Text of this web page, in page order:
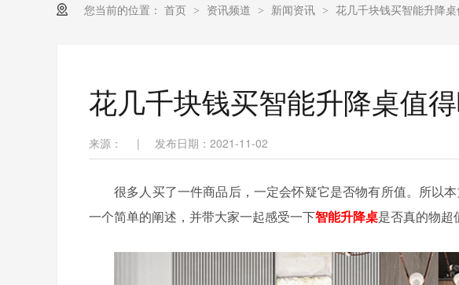
您当前的位置： 首页 > 资讯频道 > 新闻资讯 > 花几千块钱买智能升降桌
花几千块钱买智能升降桌值
来源： | 发布日期：2021-11-02
很多人买了一件商品后，一定会怀疑它是否物有所值。所以
一个简单的阐述，并带大家一起感受一下智能升降桌是否真的物超